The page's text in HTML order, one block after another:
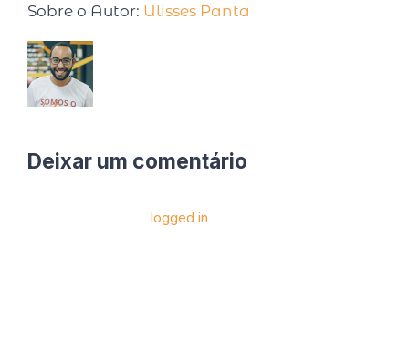
Sobre o Autor: Ulisses Panta
Deixar um comentário
logged in